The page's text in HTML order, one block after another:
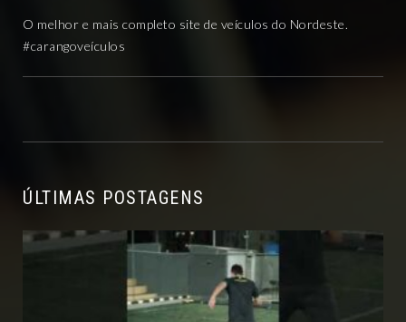
O melhor e mais completo site de veículos do Nordeste.
#carangoveículos
ÚLTIMAS POSTAGENS